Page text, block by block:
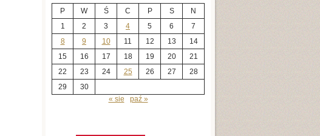
P W Ś C P S
N
1
2 3 4 5 6
7
8
9 10 11 12 13
14
15
16 17 18 19 20
21
22
23 24 25 26 27
28
29
30
« sie
paź »